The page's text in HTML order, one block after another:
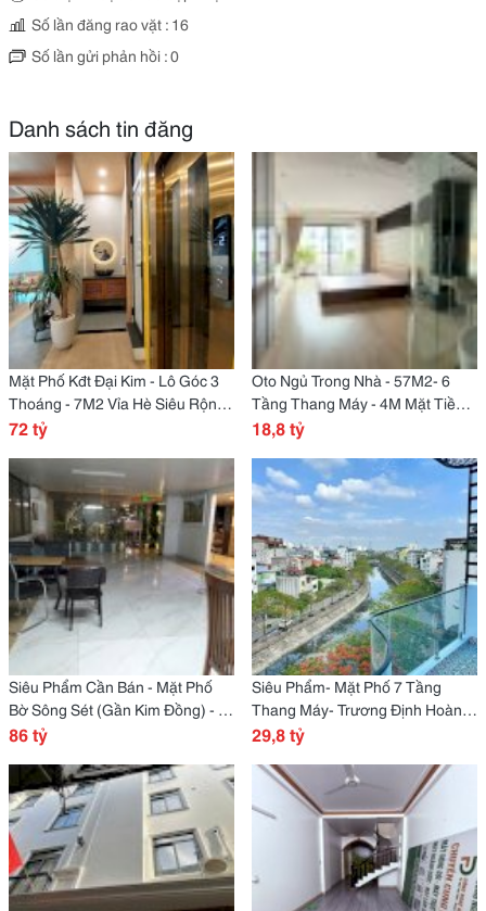
Số lần đăng rao vặt : 16
Số lần gửi phản hồi : 0
Danh sách tin đăng
Mặt Phố Kđt Đại Kim - Lô Góc 3
Thoáng - 7M2 Vỉa Hè Siêu Rộng -
Dòng Tiền Ổn Định ~80
72 tỷ
Oto Ngủ Trong Nhà - 57M2- 6
Tầng Thang Máy - 4M Mặt Tiền-
Trung Tâm Quận Hoàng Mai. Giá
18,8 tỷ
Siêu Phẩm Cần Bán - Mặt Phố
Bờ Sông Sét (Gần Kim Đồng) - Dt
214M2 -Mt 16M - 8 Tầng Pccc
86 tỷ
Siêu Phẩm- Mặt Phố 7 Tầng
Thang Máy- Trương Định Hoàng
Mai- 60M2- Mặt Tiền 6M- Giá
29,8 tỷ